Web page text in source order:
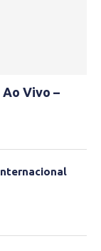
Vivo –